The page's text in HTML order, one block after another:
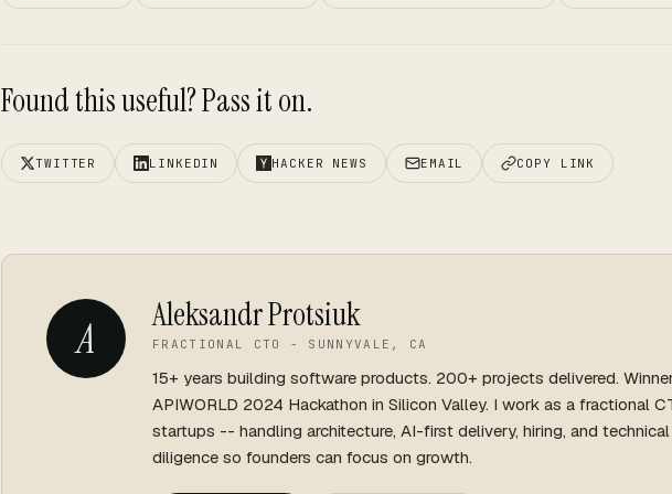
Found this useful? Pass it on.
TWITTER LINKEDIN HACKER NEWS EMAIL COPY LINK
A Aleksandr Protsiuk
FRACTIONAL CTO - SUNNYVALE, CA
15+ years building software products. 200+ projects delivered.
APIWORLD 2024 Hackathon in Silicon Valley. I work as a fractional
startups -- handling architecture, AI-first delivery, hiring, and
diligence so founders can focus on growth.